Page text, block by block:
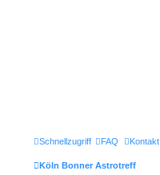
Schnellzugriff FAQ Kontakt
Köln Bonner Astrotreff